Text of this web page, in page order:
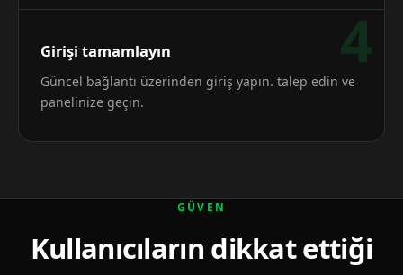
4
Girişi tamamlayın
Güncel bağlantı üzerinden giriş yapın. talep edin ve
panelinize geçin.
GÜVEN
Kullanıcıların dikkat ettiği